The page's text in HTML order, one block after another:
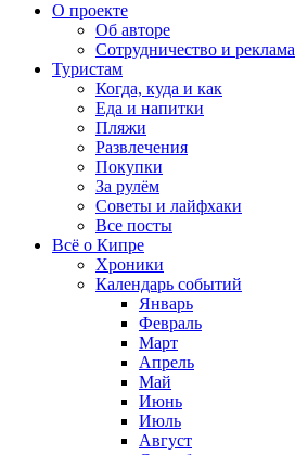
О проекте
Об авторе
Сотрудничество и реклама
Туристам
Когда, куда и как
Еда и напитки
Пляжи
Развлечения
Покупки
За рулём
Советы и лайфхаки
Все посты
Всё о Кипре
Хроники
Календарь событий
Январь
Февраль
Март
Апрель
Май
Июнь
Июль
Август